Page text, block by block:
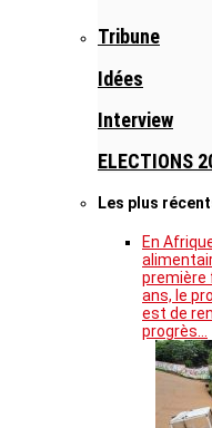
Tribune
Idées
Interview
ELECTIONS
Les plus
En
première
ans, le
est de
progrès…